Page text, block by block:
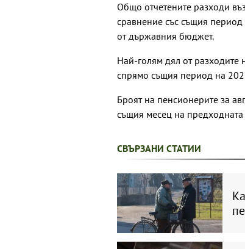
Общо отчетените разходи
сравнение със същия
от държавния бюджет.
Най-голям дял от
спрямо същия период на
Броят на пенсионерите за
същия месец на предходната
СВЪРЗАНИ СТАТИИ